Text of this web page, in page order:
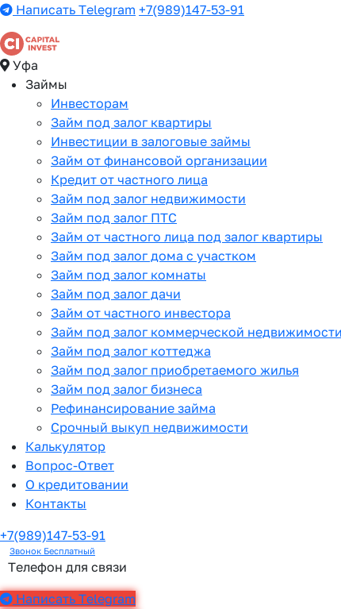
Написать Telegram +7(989)147-53-91
Уфа
Займы
Инвесторам
Займ под залог квартиры
Инвестиции в залоговые займы
Займ от финансовой организации
Кредит от частного лица
Займ под залог недвижимости
Займ под залог ПТС
Займ от частного лица под залог квартиры
Займ под залог дома с участком
Займ под залог комнаты
Займ под залог дачи
Займ от частного инвестора
Займ под залог коммерческой недвижимости
Займ под залог коттеджа
Займ под залог приобретаемого жилья
Займ под залог бизнеса
Рефинансирование займа
Срочный выкуп недвижимости
Калькулятор
Вопрос-Ответ
О кредитовании
Контакты
+7(989)147-53-91
Звонок Бесплатный
Телефон для связи
Написать Telegram